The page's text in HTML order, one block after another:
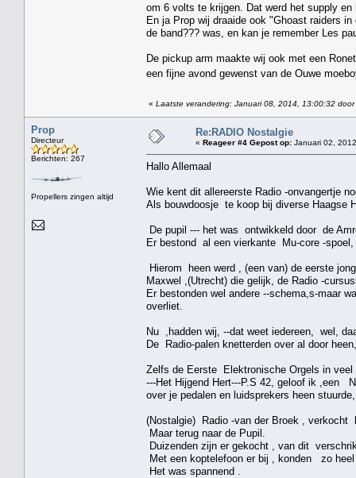
om 6 volts te krijgen. Dat werd het supply
En ja Prop wij draaide ook "Ghoast raiders
de band??? was, en kan je remember Les
De pickup arm maakte wij ook met een
een fijne avond gewenst van de Ouwe
« Laatste verandering: Januari 08, 2014, 13:00:32 door
Prop
Directeur
Berichten: 267
Propellers zingen altijd
Re:RADIO Nostalgie
« Reageer #4 Gepost op: Januari 02,
Hallo Allemaal
Wie kent dit allereerste Radio -onvangertje
Als bouwdoosje te koop bij diverse Haagse
De pupil --- het was ontwikkeld door de
Er bestond al een vierkante Mu-core -
Hierom heen werd , (een van) de eerste
Maxwel ,(Utrecht) die gelijk, de Radio -
Er bestonden wel andere --schema,s-maar
overliet.
Nu ,hadden wij, --dat weet iedereen, wel,
De Radio-palen knetterden over al door heen,
Zelfs de Eerste Elektronische Orgels in
---Het Hijgend Hert---P.S 42, geloof ik ,een
over je pedalen en luidsprekers heen
(Nostalgie) Radio -van der Broek ,
Maar terug naar de Pupil.
Duizenden zijn er gekocht , van dit
Met een koptelefoon er bij , konden zo
Het was spannend .